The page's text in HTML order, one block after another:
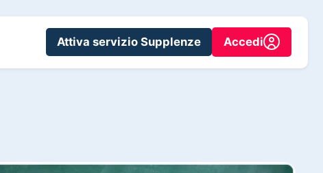
Attiva servizio Supplenze Accedi